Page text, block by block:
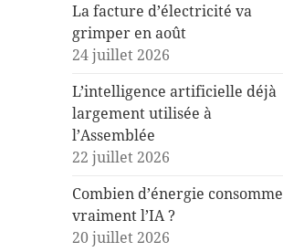
La facture d’électricité va
grimper en août
24 juillet 2026
L’intelligence artificielle déjà
largement utilisée à
l’Assemblée
22 juillet 2026
Combien d’énergie consomme
vraiment l’IA ?
20 juillet 2026